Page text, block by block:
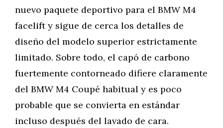
nuevo paquete deportivo para el BMW M4
facelift y sigue de cerca los detalles de
diseño del modelo superior estrictamente
limitado. Sobre todo, el capó de carbono
fuertemente contorneado difiere claramente
del BMW M4 Coupé habitual y es poco
probable que se convierta en estándar
incluso después del lavado de cara.